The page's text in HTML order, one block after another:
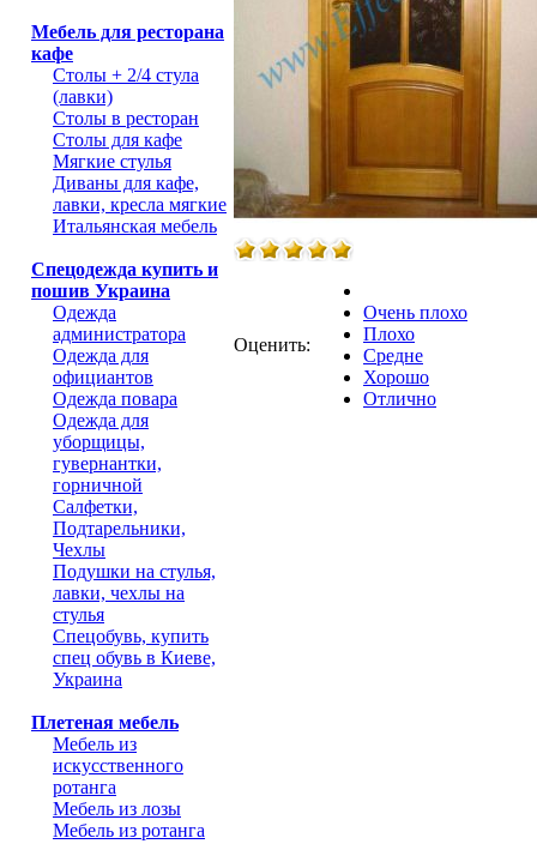
Мебель для ресторана
кафе
Столы + 2/4 стула
(лавки)
Столы в ресторан
Столы для кафе
Мягкие стулья
Диваны для кафе,
лавки, кресла мягкие
Итальянская мебель
Спецодежда купить и
пошив Украина
Одежда
администратора
Одежда для
официантов
Одежда повара
Одежда для
уборщицы,
гувернантки,
горничной
Салфетки,
Подтарельники,
Чехлы
Подушки на стулья,
лавки, чехлы на
стулья
Спецобувь, купить
спец обувь в Киеве,
Украина
Плетеная мебель
Мебель из
искусственного
ротанга
Мебель из лозы
Мебель из ротанга
Оценить:
Очень плохо
Плохо
Средне
Хорошо
Отлично